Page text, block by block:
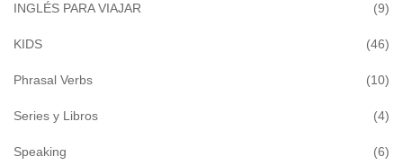
INGLÉS PARA VIAJAR (9)
KIDS (46)
Phrasal Verbs (10)
Series y Libros (4)
Speaking (6)